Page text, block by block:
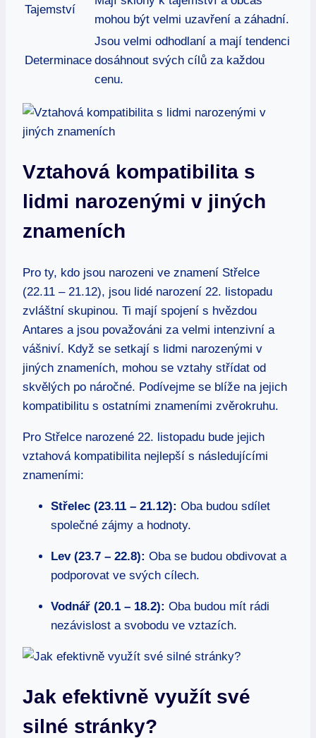
Tajemství
mohou ⁢být velmi ​uzavření ​a‍ záhadní.
Determinace
Jsou ‌velmi⁤ odhodlaní a mají tendenci
dosáhnout svých cílů⁣ za každou
cenu.
Vztahová​ kompatibilita s
lidmi narozenými⁤ v jiných‌
znameních
Pro⁣ ty, ⁤kdo jsou narozeni ve znamení⁣ Střelce
(22.11 – 21.12), jsou lidé narození 22. listopadu
zvláštní skupinou.⁤ Ti mají spojení s⁤ hvězdou
Antares a jsou považováni za velmi‍ intenzivní a
⁢vášniví. Když se setkají s lidmi narozenými v
jiných znameních, mohou se vztahy‍ střídat od
skvělých po náročné. Podívejme se blíže‌ na‍ jejich‌
kompatibilitu s ostatními znameními ‌zvěrokruhu.
Pro Střelce narozené 22. listopadu bude⁣ jejich
vztahová kompatibilita nejlepší ‌s ​následujícími
znameními:
Střelec (23.11 – 21.12): ‍Oba budou sdílet
‍společné⁣ zájmy a hodnoty.
Lev (23.7 – 22.8): Oba‍ se budou obdivovat ⁢a
podporovat ‍ve svých ⁤cílech.
Vodnář⁢ (20.1 – 18.2): Oba⁣ budou ⁣mít rádi
nezávislost a svobodu ve⁤ vztazích.
Jak efektivně využít své
silné stránky?